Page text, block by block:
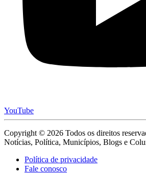
YouTube
Copyright © 2026 Todos os direitos
Notícias, Política, Municípios, Blogs e
Política de privacidade
Fale conosco